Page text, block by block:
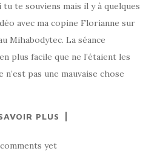
te souviens mais il y à quelques
avec ma copine Florianne sur
Mihabodytec. La séance
plus facile que ne l’étaient les
pas une mauvaise chose
PLUS
yet